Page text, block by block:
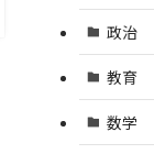
政治
教育
数学